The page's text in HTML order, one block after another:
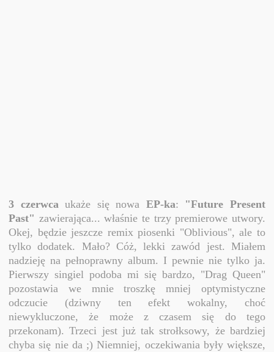
3 czerwcaukaże się nowa EP-ka: "Future Present
Past" zawierająca... właśnie te trzy premierowe utwory.
Okej, będzie jeszcze remix piosenki "Oblivious", ale to
tylko dodatek. Mało? Cóż, lekki zawód jest. Miałem
nadzieję na pełnoprawny album. I pewnie nie tylko ja.
Pierwszy singiel podoba mi się bardzo, "Drag Queen"
pozostawia we mnie troszkę mniej optymistyczne
odczucie (dziwny ten efekt wokalny, choć
niewykluczone, że może z czasem się do tego
przekonam). Trzeci jest już tak strołksowy, że bardziej
chyba się nie da ;) Niemniej, oczekiwania były większe,